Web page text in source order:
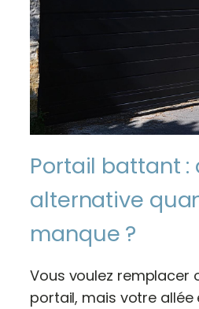
Portail battant :
alternative
manque ?
Vous voulez remplacer
portail, mais votre